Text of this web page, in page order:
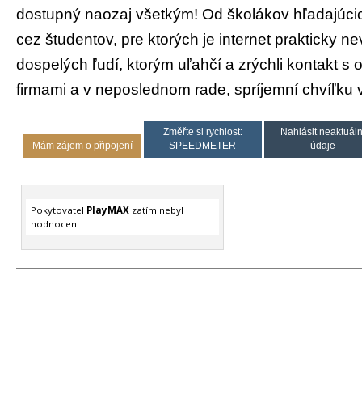
dostupný naozaj všetkým! Od školákov
cez študentov, pre ktorých je internet prakticky
dospelých ľudí, ktorým uľahčí a zrýchli kontakt s
firmami a v neposlednom rade, spríjemní chvíľku
Mám zájem o připojení
Změřte si rychlost:
SPEEDMETER
Nahlásit
údaje
Pokytovatel PlayMAXzatím nebyl
hodnocen.